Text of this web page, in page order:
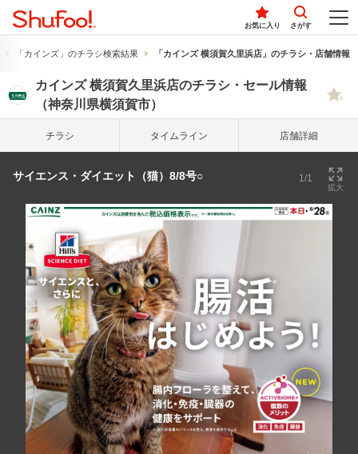
お気に入り さがす
「カインズ」のチラシ検索結果 「カインズ 横須賀久里浜店」のチラシ・店舗情報
カインズ 横須賀久里浜店のチラシ・セール情報
（神奈川県横須賀市）
チラシ タイム ライン 店舗詳細
サイエンス・ダイエット（猫）8/8号○ 1/1
拡大